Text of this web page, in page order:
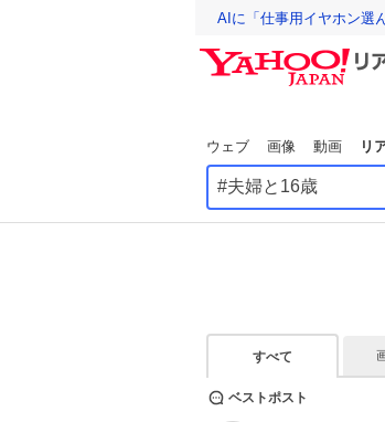
AIに「仕事用イヤホン選
ウェブ 画像 動画 リ
すべて
ベストポスト